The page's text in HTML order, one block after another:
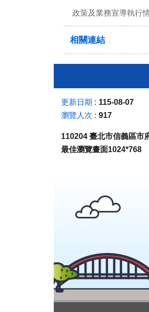
政策及業務宣導執行
相關連結
更新日期
115-08-07
瀏覽人次
917
110204 臺北市信義區市
最佳瀏覽畫面1024*768